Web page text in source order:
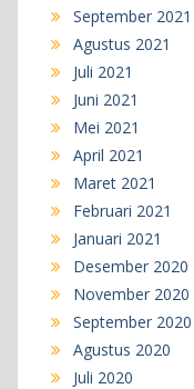
September 2021
Agustus 2021
Juli 2021
Juni 2021
Mei 2021
April 2021
Maret 2021
Februari 2021
Januari 2021
Desember 2020
November 2020
September 2020
Agustus 2020
Juli 2020